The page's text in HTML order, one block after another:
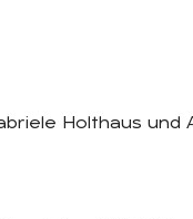
Holthaus